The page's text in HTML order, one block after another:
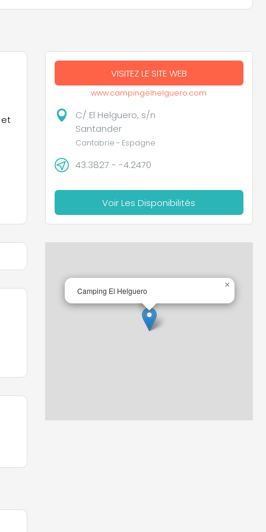
et
VISITEZ LE SITE WEB
www.campingelhelguero.com
C/ El Helguero, s/n
Santander
Cantabrie - Espagne
43.3827 - -4.2470
Voir Les Disponibilités
Camping El Helguero
×